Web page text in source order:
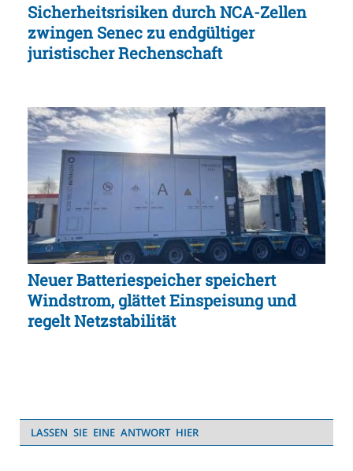
Sicherheitsrisiken durch NCA-Zellen
zwingen Senec zu endgültiger
juristischer Rechenschaft
Neuer Batteriespeicher speichert
Windstrom, glättet Einspeisung und
regelt Netzstabilität
LASSEN SIE EINE ANTWORT HIER